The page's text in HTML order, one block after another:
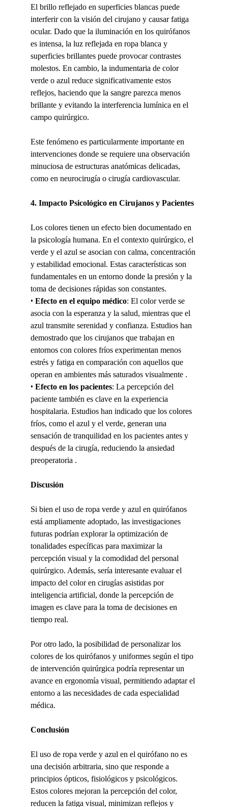
El brillo reflejado en superficies blancas puede
interferir con la visión del cirujano y causar fatiga
ocular. Dado que la iluminación en los quirófanos
es intensa, la luz reflejada en ropa blanca y
superficies brillantes puede provocar contrastes
molestos. En cambio, la indumentaria de color
verde o azul reduce significativamente estos
reflejos, haciendo que la sangre parezca menos
brillante y evitando la interferencia lumínica en el
campo quirúrgico.
Este fenómeno es particularmente importante en
intervenciones donde se requiere una observación
minuciosa de estructuras anatómicas delicadas,
como en neurocirugía o cirugía cardiovascular.
4. Impacto Psicológico en Cirujanos y Pacientes
Los colores tienen un efecto bien documentado en
la psicología humana. En el contexto quirúrgico, el
verde y el azul se asocian con calma, concentración
y estabilidad emocional. Estas características son
fundamentales en un entorno donde la presión y la
toma de decisiones rápidas son constantes.
• Efecto en el equipo médico: El color verde se
asocia con la esperanza y la salud, mientras que el
azul transmite serenidad y confianza. Estudios han
demostrado que los cirujanos que trabajan en
entornos con colores fríos experimentan menos
estrés y fatiga en comparación con aquellos que
operan en ambientes más saturados visualmente .
• Efecto en los pacientes: La percepción del
paciente también es clave en la experiencia
hospitalaria. Estudios han indicado que los colores
fríos, como el azul y el verde, generan una
sensación de tranquilidad en los pacientes antes y
después de la cirugía, reduciendo la ansiedad
preoperatoria .
Discusión
Si bien el uso de ropa verde y azul en quirófanos
está ampliamente adoptado, las investigaciones
futuras podrían explorar la optimización de
tonalidades específicas para maximizar la
percepción visual y la comodidad del personal
quirúrgico. Además, sería interesante evaluar el
impacto del color en cirugías asistidas por
inteligencia artificial, donde la percepción de
imagen es clave para la toma de decisiones en
tiempo real.
Por otro lado, la posibilidad de personalizar los
colores de los quirófanos y uniformes según el tipo
de intervención quirúrgica podría representar un
avance en ergonomía visual, permitiendo adaptar el
entorno a las necesidades de cada especialidad
médica.
Conclusión
El uso de ropa verde y azul en el quirófano no es
una decisión arbitraria, sino que responde a
principios ópticos, fisiológicos y psicológicos.
Estos colores mejoran la percepción del color,
reducen la fatiga visual, minimizan reflejos y